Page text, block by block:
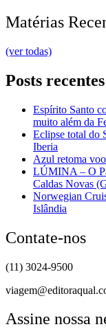
Matérias
(ver todas)
Posts recentes
Espírito Santo
muito além da
Eclipse total do
Iberia
Azul retoma
LÚMINA – O
Caldas Novas
Norwegian
Islândia
Contate-nos
(11) 3024-9500
Assine nossa